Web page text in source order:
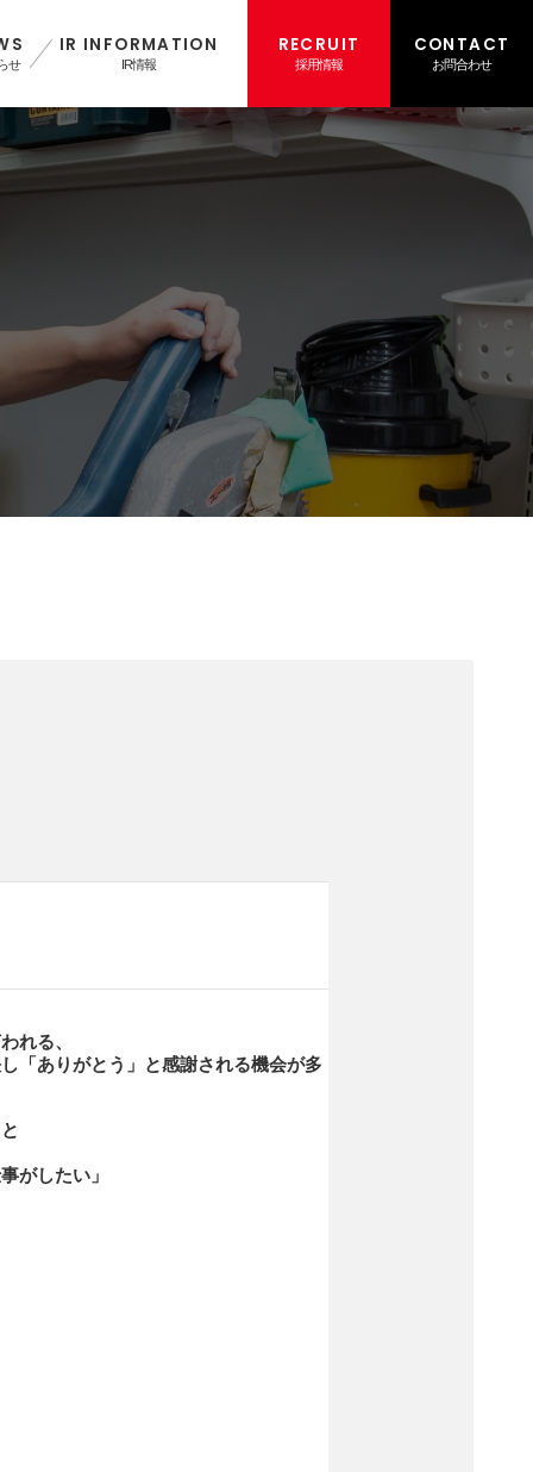
せ
IR INFORMATION
IR情報
RECRUIT
採用情報
CONTACT
お問合わせ
れる、
「ありがとう」と感謝される機会が多
がしたい」